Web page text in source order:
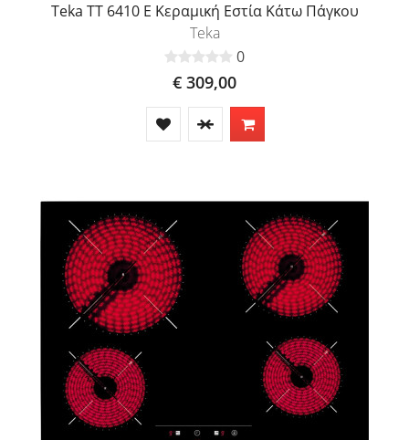
Teka TT 6410 E Κεραμική Εστία Κάτω Πάγκου
Teka
0
€ 309,00